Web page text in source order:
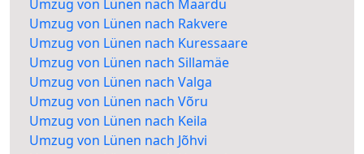
Umzug von Lünen nach Maardu
Umzug von Lünen nach Rakvere
Umzug von Lünen nach Kuressaare
Umzug von Lünen nach Sillamäe
Umzug von Lünen nach Valga
Umzug von Lünen nach Võru
Umzug von Lünen nach Keila
Umzug von Lünen nach Jõhvi